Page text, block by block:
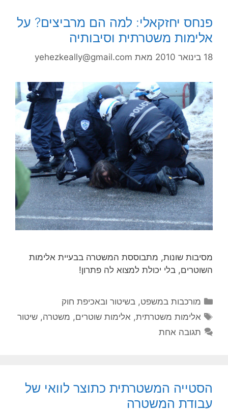
פנחס יחזקאלי: למה הם מרביצים? על
אלימות משטרתית וסיבותיה
18 בינואר 2010 מאת yehezkeally@gmail.com
מסיבות שונות, מתבוססת המשטרה בבעיית אלימות
השוטרים, בלי יכולת למצוא לה פתרון!
קטגוריות
מורכבות במשפט, בשיטור ובאכיפת חוק
תגיות
אלימות משטרתית, אלימות שוטרים, משטרה,שיטור
תגובה אחת
הסטייה המשטרתית כתוצר לוואי של
עבודת המשטרה